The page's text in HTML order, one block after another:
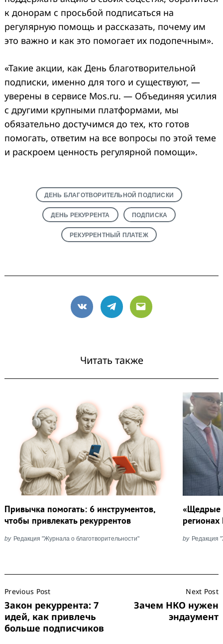
к донорам с просьбой подписаться на
регулярную помощь и рассказать, почему им
это важно и как это помогает их подопечным».
«Такие акции, как День благотворительной
подписки, именно для того и существуют, —
уверены в сервисе Mos.ru. — Объединяя усилия
с другими крупными платформами, мы
обязательно достучимся до тех, кто готов
помогать, ответим на все вопросы по этой теме
и раскроем ценность регулярной помощи».
ДЕНЬ БЛАГОТВОРИТЕЛЬНОЙ ПОДПИСКИ
ДЕНЬ РЕКУРРЕНТА ПОДПИСКА
РЕКУРРЕНТНЫЙ ПЛАТЕЖ
VK Telegram
Email
Читать также
Привычка помогать: 6 инструментов,
чтобы привлекать рекуррентов
by Редакция "Журнала о благотворительности"
«Щедрые
регионах
by Редакция
Navigation
Previous Post
Закон рекуррента: 7
идей, как привлечь
больше подписчиков
Next Post
Зачем НКО нужен
эндаумент